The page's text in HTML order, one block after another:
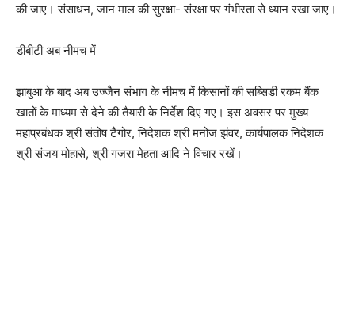
की जाए। संसाधन, जान माल की सुरक्षा- संरक्षा पर गंभीरता से ध्यान रखा जाए।
डीबीटी अब नीमच में
झाबुआ के बाद अब उज्जैन संभाग के नीमच में किसानों की सब्सिडी रकम बैंक
खातों के माध्यम से देने की तैयारी के निर्देश दिए गए। इस अवसर पर मुख्य
महाप्रबंधक श्री संतोष टैगोर, निदेशक श्री मनोज झंवर, कार्यपालक निदेशक
श्री संजय मोहासे, श्री गजरा मेहता आदि ने विचार रखें।